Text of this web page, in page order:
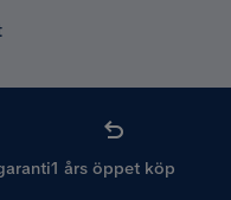
1 års öppet köp